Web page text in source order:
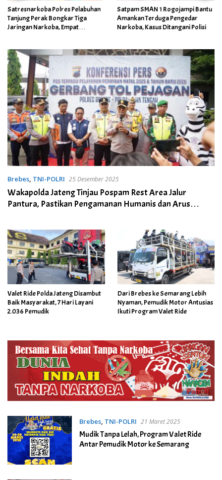
Satresnarkoba Polres Pelabuhan
Tanjung Perak Bongkar Tiga
Jaringan Narkoba, Empat
Satpam SMAN 1 Rogojampi Bantu
Amankan Terduga Pengedar
Narkoba, Kasus Ditangani Polisi
Brebes, TNI-POLRI 25 Desember 2025
Wakapolda Jateng Tinjau Pospam Rest Area Jalur
Pantura, Pastikan Pengamanan Humanis dan Arus
Valet Ride Polda Jateng Disambut
Baik Masyarakat, 7 Hari Layani
2.036 Pemudik
Dari Brebes ke Semarang Lebih
Nyaman, Pemudik Motor Antusias
Ikuti Program Valet Ride
Brebes, TNI-POLRI 21 Maret 2025
Mudik Tanpa Lelah, Program Valet Ride
Antar Pemudik Motor ke Semarang